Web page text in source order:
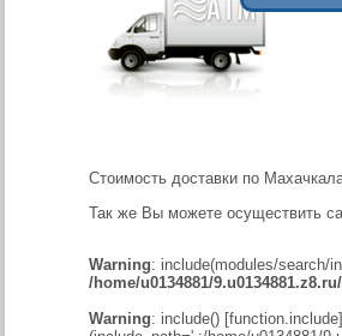
Стоимость доставки по
Так же Вы можете осуществить
Warning: include(modules/search/
/home/u0134881/
Warning: include() [function.include